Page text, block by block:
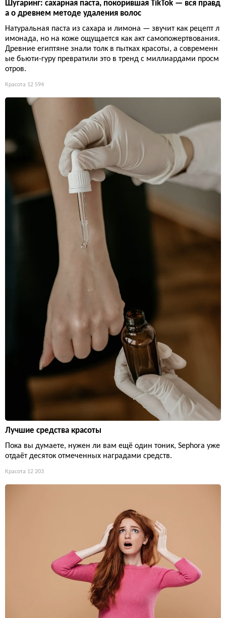
Шугаринг: сахарная паста, покорившая TikTok — вся правд
а о древнем методе удаления волос
Натуральная паста из сахара и лимона — звучит как рецепт л
имонада, но на коже ощущается как акт самопожертвования.
Древние египтяне знали толк в пытках красоты, а современн
ые бьюти-гуру превратили это в тренд с миллиардами просм
отров.
Красота 12 594
Лучшие средства красоты
Пока вы думаете, нужен ли вам ещё один тоник, Sephora уже
отдаёт десяток отмеченных наградами средств.
Красота 12 203